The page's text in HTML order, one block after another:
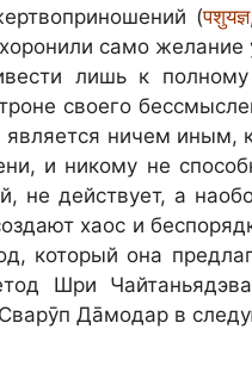
(पशुयज्ञ
само желание
лишь к
своего
является ничем
и никому не
не действует, а
хаос и
который она
Шри Чайтаньядэва
Да̄модар в